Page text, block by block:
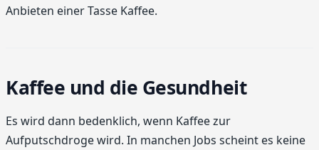
Anbieten einer Tasse Kaffee.
Kaffee und die Gesundheit
Es wird dann bedenklich, wenn Kaffee zur
Aufputschdroge wird. In manchen Jobs scheint es keine